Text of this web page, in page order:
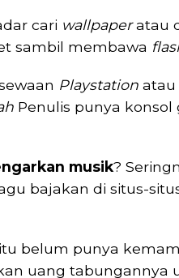
cari wallpaperatau
sambil membawa
Playstation atau
Penulis punya
musik?
bajakan di situs-
belum punya
uang tabungannya